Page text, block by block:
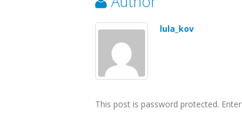
lula_kov
This post is password protected.